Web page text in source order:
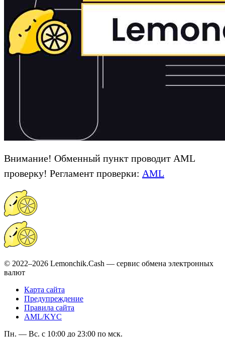
Внимание! Обменный пункт проводит AML
проверку! Регламент проверки: AML
© 2022–2026 Lemonchik.Cash — сервис обмена электронных
валют
Карта сайта
Предупреждение
Правила сайта
AML/KYC
Пн. — Вс. с 10:00 до 23:00 по мск.